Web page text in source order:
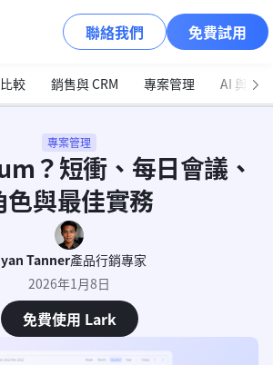
聯絡我們 免費試用
較 銷售與 CRM 專案管理 AI 與自
專案管理
？短衝、每日會議、
色與最佳實務
Tanner產品行銷專家
2026年1月8日
免費使用 Lark